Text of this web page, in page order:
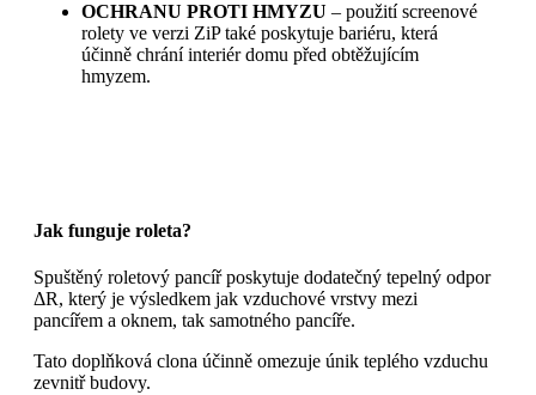
OCHRANU PROTI HMYZU – použití screenové
rolety ve verzi ZiP také poskytuje bariéru, která
účinně chrání interiér domu před obtěžujícím
hmyzem.
Jak funguje roleta?
Spuštěný roletový pancíř poskytuje dodatečný tepelný odpor
ΔR, který je výsledkem jak vzduchové vrstvy mezi
pancířem a oknem, tak samotného pancíře.
Tato doplňková clona účinně omezuje únik teplého vzduchu
zevnitř budovy.